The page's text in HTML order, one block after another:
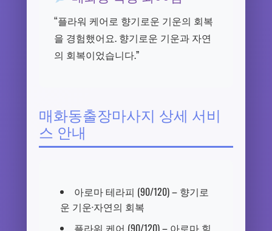
“플라워 케어로 향기로운 기운의 회복
을 경험했어요. 향기로운 기운과 자연
의 회복이었습니다.”
매화동출장마사지 상세 서비
스 안내
아로마 테라피 (90/120) – 향기로
운 기운·자연의 회복
플라워 케어 (90/120) – 아로마 힐